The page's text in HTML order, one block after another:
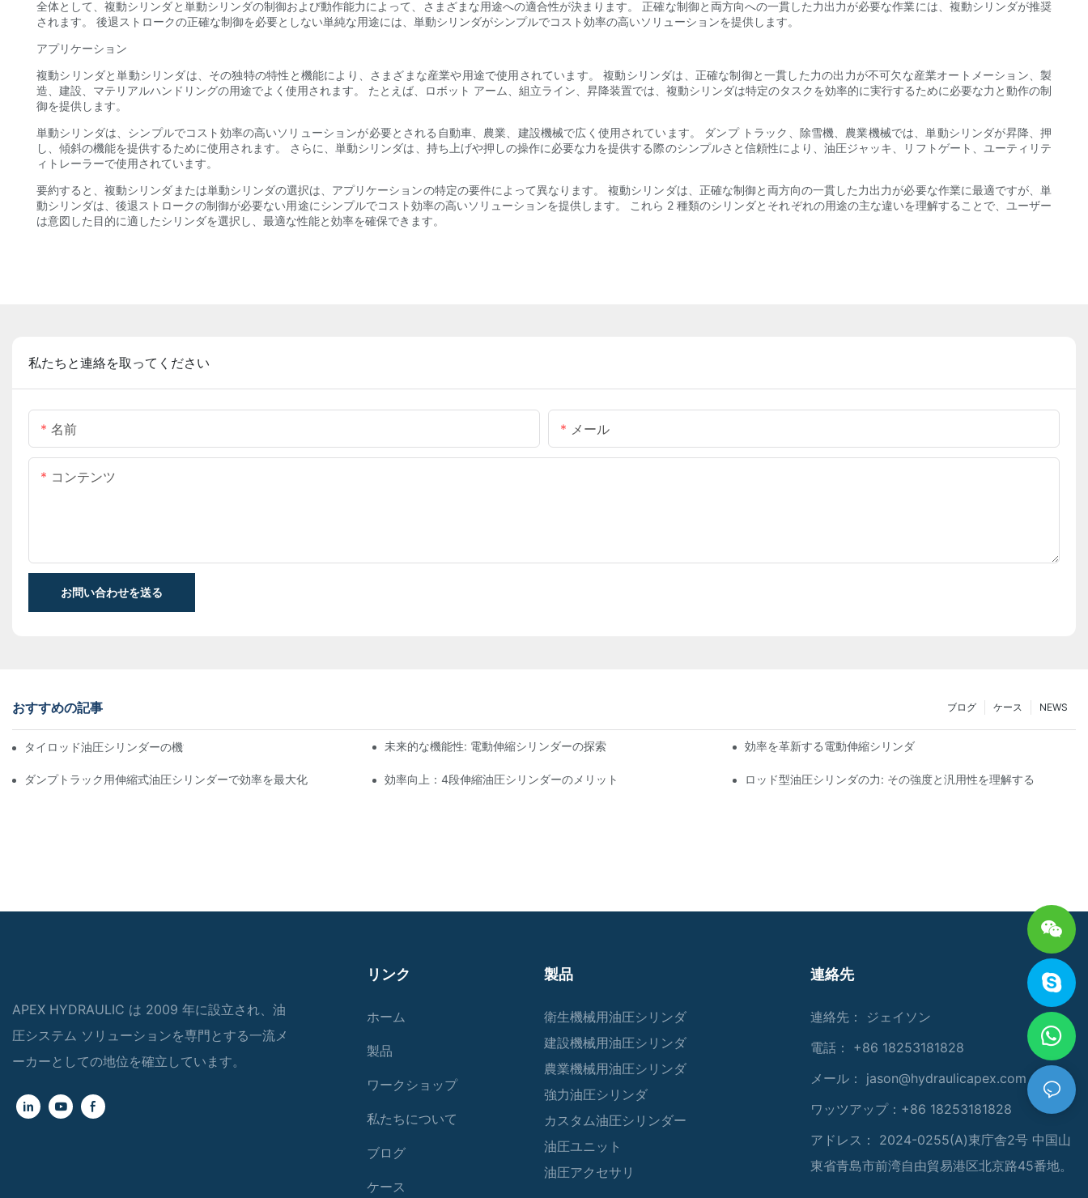
全体として、複動シリンダと単動シリンダの制御および動作能力によって、さまざまな用途への適合性が決まります。 正確な制御と両方向への一貫した力出力が必要な作業には、複動シリンダが推奨
されます。 後退ストロークの正確な制御を必要としない単純な用途には、単動シリンダがシンプルでコスト効率の高いソリューションを提供します。
アプリケーション
複動シリンダと単動シリンダは、その独特の特性と機能により、さまざまな産業や用途で使用されています。 複動シリンダは、正確な制御と一貫した力の出力が不可欠な産業オートメーション、製
造、建設、マテリアルハンドリングの用途でよく使用されます。 たとえば、ロボット アーム、組立ライン、昇降装置では、複動シリンダは特定のタスクを効率的に実行するために必要な力と動作の制
御を提供します。
単動シリンダは、シンプルでコスト効率の高いソリューションが必要とされる自動車、農業、建設機械で広く使用されています。 ダンプ トラック、除雪機、農業機械では、単動シリンダが昇降、押
し、傾斜の機能を提供するために使用されます。 さらに、単動シリンダは、持ち上げや押しの操作に必要な力を提供する際のシンプルさと信頼性により、油圧ジャッキ、リフトゲート、ユーティリテ
ィトレーラーで使用されています。
要約すると、複動シリンダまたは単動シリンダの選択は、アプリケーションの特定の要件によって異なります。 複動シリンダは、正確な制御と両方向の一貫した力出力が必要な作業に最適ですが、単
動シリンダは、後退ストロークの制御が必要ない用途にシンプルでコスト効率の高いソリューションを提供します。 これら 2 種類のシリンダとそれぞれの用途の主な違いを理解することで、ユーザー
は意図した目的に適したシリンダを選択し、最適な性能と効率を確保できます。
私たちと連絡を取ってください
名前 メール
コンテンツ
お問い合わせを送る
おすすめの記事 NEWS
ケース
ブログ
タイロッド油圧シリンダーの機能と重要性を理解する 未来的な機能性: 電動伸縮シリンダーの探索 効率を革新する電動伸縮シリンダ
ダンプトラック用伸縮式油圧シリンダーで効率を最大化 効率向上：4段伸縮油圧シリンダーのメリット ロッド型油圧シリンダの力: その強度と汎用性を理解する
APEX HYDRAULIC は 2009 年に設立され、油
圧システム ソリューションを専門とする一流メ
ーカーとしての地位を確立しています。
リンク
ホーム
製品
ワークショップ
私たちについて
ブログ
ケース
製品
衛生機械用油圧シリンダ
建設機械用油圧シリンダ
農業機械用油圧シリンダ
強力油圧シリンダ
カスタム油圧シリンダー
油圧ユニット
油圧アクセサリ
連絡先
連絡先： ジェイソン
電話： +86 18253181828
メール： jason@hydraulicapex.com
ワッツアップ：+86 18253181828
アドレス： 2024-0255(A)東庁舎2号 中国山
東省青島市前湾自由貿易港区北京路45番地。